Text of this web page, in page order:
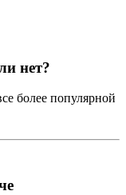
нет?
более популярной